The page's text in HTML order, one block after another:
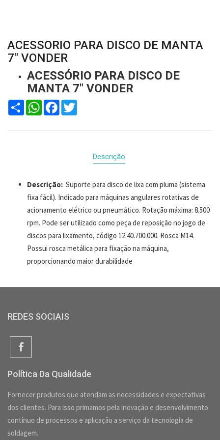
ACESSORIO PARA DISCO DE MANTA
7" VONDER
ACESSÓRIO PARA DISCO DE
MANTA 7" VONDER
Compartilhar
WhatsAppFacebook
Twitter
Descrição
Descrição: Suporte para disco de lixa com pluma (sistema
fixa fácil). Indicado para máquinas angulares rotativas de
acionamento elétrico ou pneumático. Rotação máxima: 8.500
rpm. Pode ser utilizado como peça de reposição no jogo de
discos para lixamento, código 12.40.700.000. Rosca M14.
Possui rosca metálica para fixação na máquina,
proporcionando maior durabilidade
REDES SOCIAIS
Política Da Qualidade
Fornecer produtos que atendam as necessidades e expectativas
dos clientes. Para isso primamos pela inovação e desenvolvimento
contínuo de processos e aplicação a serviço da tecnologia de
soldagem.